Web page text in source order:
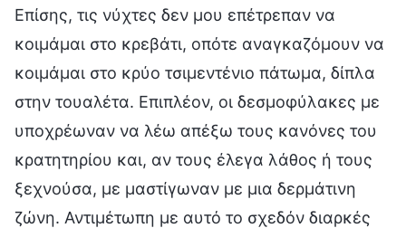
Επίσης, τις νύχτες δεν μου επέτρεπαν να
κοιμάμαι στο κρεβάτι, οπότε αναγκαζόμουν να
κοιμάμαι στο κρύο τσιμεντένιο πάτωμα, δίπλα
στην τουαλέτα. Επιπλέον, οι δεσμοφύλακες με
υποχρέωναν να λέω απέξω τους κανόνες του
κρατητηρίου και, αν τους έλεγα λάθος ή τους
ξεχνούσα, με μαστίγωναν με μια δερμάτινη
ζώνη. Αντιμέτωπη με αυτό το σχεδόν διαρκές